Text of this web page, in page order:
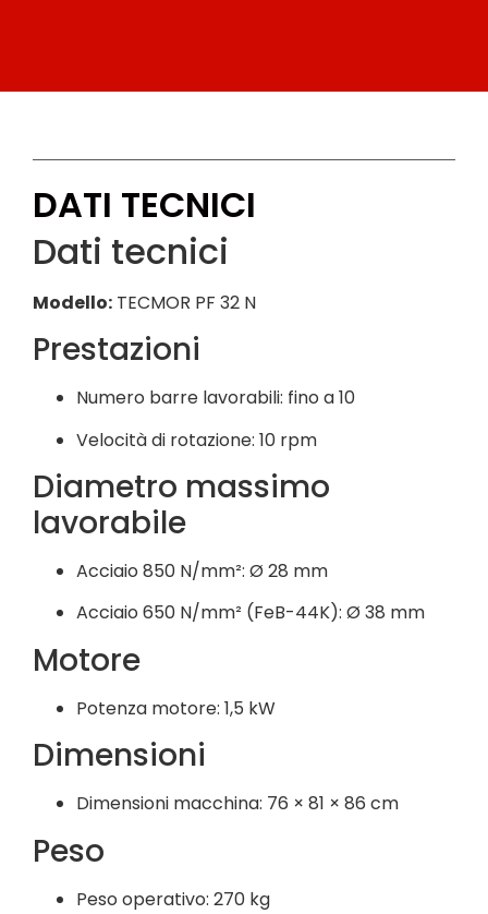
DATI TECNICI
Dati tecnici
Modello: TECMOR PF 32 N
Prestazioni
Numero barre lavorabili: fino a 10
Velocità di rotazione: 10 rpm
Diametro massimo
lavorabile
Acciaio 850 N/mm²: Ø 28 mm
Acciaio 650 N/mm² (FeB-44K): Ø 38 mm
Motore
Potenza motore: 1,5 kW
Dimensioni
Dimensioni macchina: 76 × 81 × 86 cm
Peso
Peso operativo: 270 kg